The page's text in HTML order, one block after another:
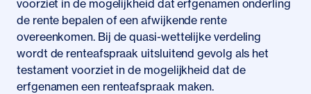
voorziet in de mogelijkheid dat erfgenamen onderling
de rente bepalen of een afwijkende rente
overeenkomen. Bij de quasi-wettelijke verdeling
wordt de renteafspraak uitsluitend gevolg als het
testament voorziet in de mogelijkheid dat de
erfgenamen een renteafspraak maken.